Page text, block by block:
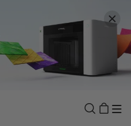
le pays.
J'en profite